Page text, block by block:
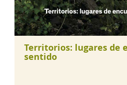
Territorios: lugares de
sentido